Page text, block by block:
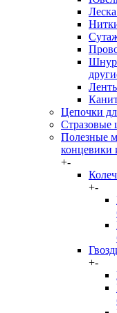
Цепочки
Стразовые
Полезные
концевики
+-
+-
+-